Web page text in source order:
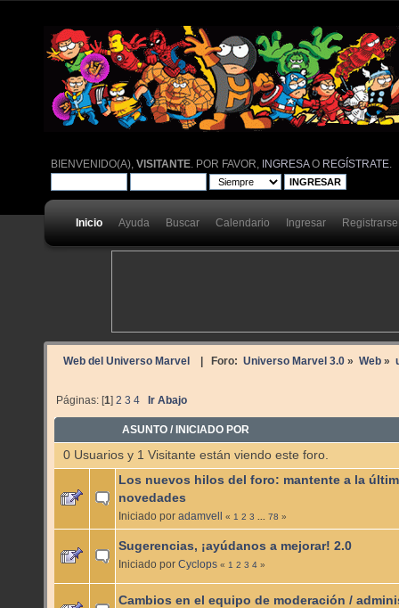
BIENVENIDO(A),VISITANTE . POR FAVOR, INGRESAO REGÍSTRATE
Inicio Ayuda Buscar Calendario Ingresar Registrarse
Web del Universo Marvel | Foro: Universo Marvel 3.0» Web»
Páginas: [1]2 3 4 Ir Abajo
ASUNTO /INICIADO POR
0 Usuarios y 1 Visitante están viendo este foro.
Los nuevos hilos del foro: mantente a la
novedades
Iniciado por adamvell « 1 2 3 78 »
Sugerencias, ¡ayúdanos a mejorar! 2.0
Iniciado por Cyclops « 1 2 3 4 »
Cambios en el equipo de moderación /